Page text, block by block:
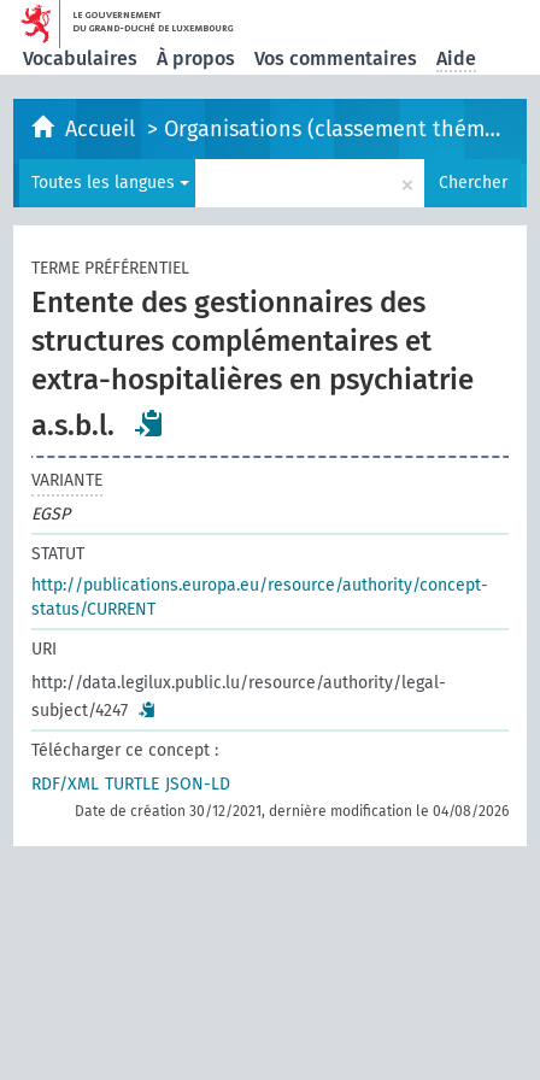
Vocabulaires À propos Vos commentaires Aide
Accueil > Organisations (classement thématique)
Toutes les langues × Chercher
TERME PRÉFÉRENTIEL
Entente des gestionnaires des
structures complémentaires et
extra-hospitalières en psychiatrie
a.s.b.l.
VARIANTE
EGSP
STATUT
http://publications.europa.eu/resource/authority/concept-
status/CURRENT
URI
http://data.legilux.public.lu/resource/authority/legal-
subject/4247
Télécharger ce concept :
RDF/XML TURTLE JSON-LD
Date de création 30/12/2021, dernière modification le 04/08/2026